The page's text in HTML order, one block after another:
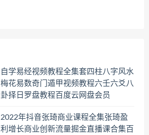
自学易经视频教程全集套四柱八字风水
梅花易数奇门遁甲视频教程六壬六爻八
卦择日罗盘教程百度云网盘会员
2022年抖音张琦商业课程全集张琦盈
利增长商业创新流量掘金直播课合集百